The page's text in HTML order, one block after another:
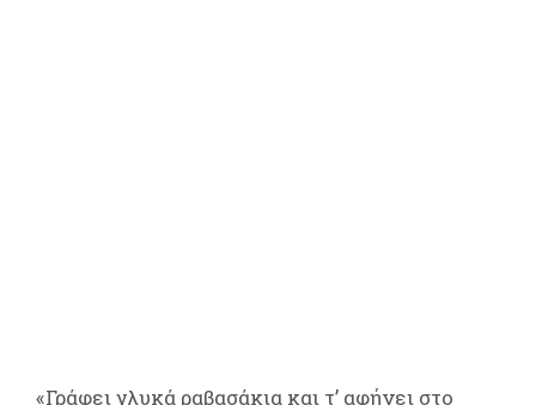
«Γράφει γλυκά ραβασάκια και τ’ αφήνει στο